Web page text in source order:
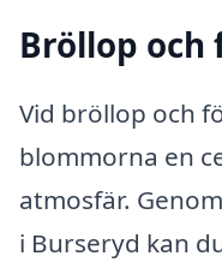
Bröllop
Vid bröllop och
blommorna en
atmosfär.
i Burseryd kan